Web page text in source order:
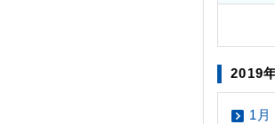
2019
1月